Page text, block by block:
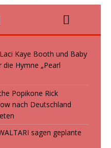
Kaye Booth und Baby
Hymne „Pearl
Popikone Rick
nach Deutschland
sagen geplante